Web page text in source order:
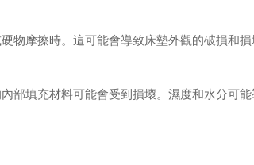
物摩擦時。這可能會導致床墊外觀的破損和損
部填充材料可能會受到損壞。濕度和水分可